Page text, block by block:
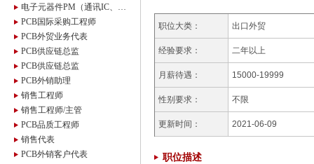
电子元器件PM（通讯IC、MUC项目）
PCB国际采购工程师
PCB外贸业务代表
PCB供应链总监
PCB供应链总监
PCB外销助理
销售工程师
销售工程师/主管
PCB品质工程师
销售代表
PCB外销客户代表
职位大类： 出口外贸
经验要求： 二年以上
月薪待遇： 15000-19999
性别要求： 不限
更新时间： 2021-06-09
职位描述